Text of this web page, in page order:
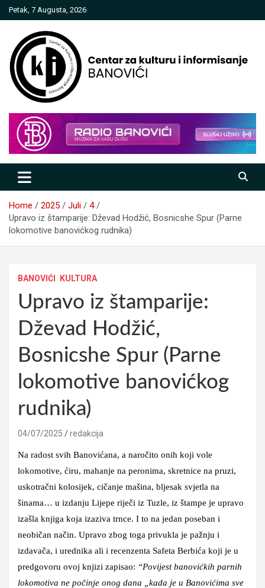
Skip
to
Petak, 7 Augusta, 2026
Centar za kulturu i informisanje
Banovići
Home 2025 Juli
4
Upravo iz štamparije: Dževad Hodžić, Bosnicshe Spur (Parne
lokomotive banovićkog rudnika)
BANOVIĆI KULTURA
Upravo iz štamparije:
Dževad Hodžić,
Bosnicshe Spur (Parne
lokomotive banovićkog
rudnika)
04/07/2025 redakcija
Na radost svih Banovićana, a naročito onih koji vole
lokomotive, ćiru, mahanje na peronima, skretnice na pruzi,
uskotračni kolosijek, cičanje mašina, bljesak svjetla na
šinama… u izdanju Lijepe riječi iz Tuzle, iz štampe je upravo
izašla knjiga koja izaziva trnce. I to na jedan poseban i
neobičan način. Upravo zbog toga privukla je pažnju i
izdavača, i urednika ali i recenzenta Safeta Berbića koji je u
predgovoru ovoj knjizi zapisao: “Povijest banovićkih parnih
lokomotiva ne počinje onog dana „kada je u Banovićima sve